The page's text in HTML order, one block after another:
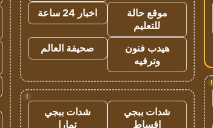
!
موقع حالة
للتعليم
اخبار 24 ساعة
هيدب فنون
وترفيه
صحيفة العالم
!
شدات ببجي
اقساط
شدات ببجي
تمارا